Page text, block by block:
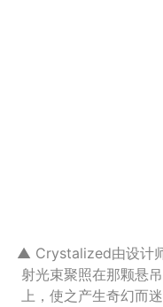
▲ Crystalized由设计
射光束聚照在那颗悬
上，使之产生奇幻而